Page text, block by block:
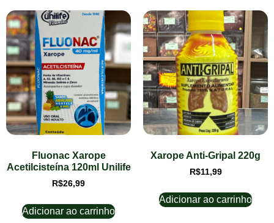
Fluonac Xarope
Acetilcisteína 120ml Unilife
R$26,99
Adicionar ao carrinho
Xarope Anti-Gripal 220g
R$11,99
Adicionar ao carrinho